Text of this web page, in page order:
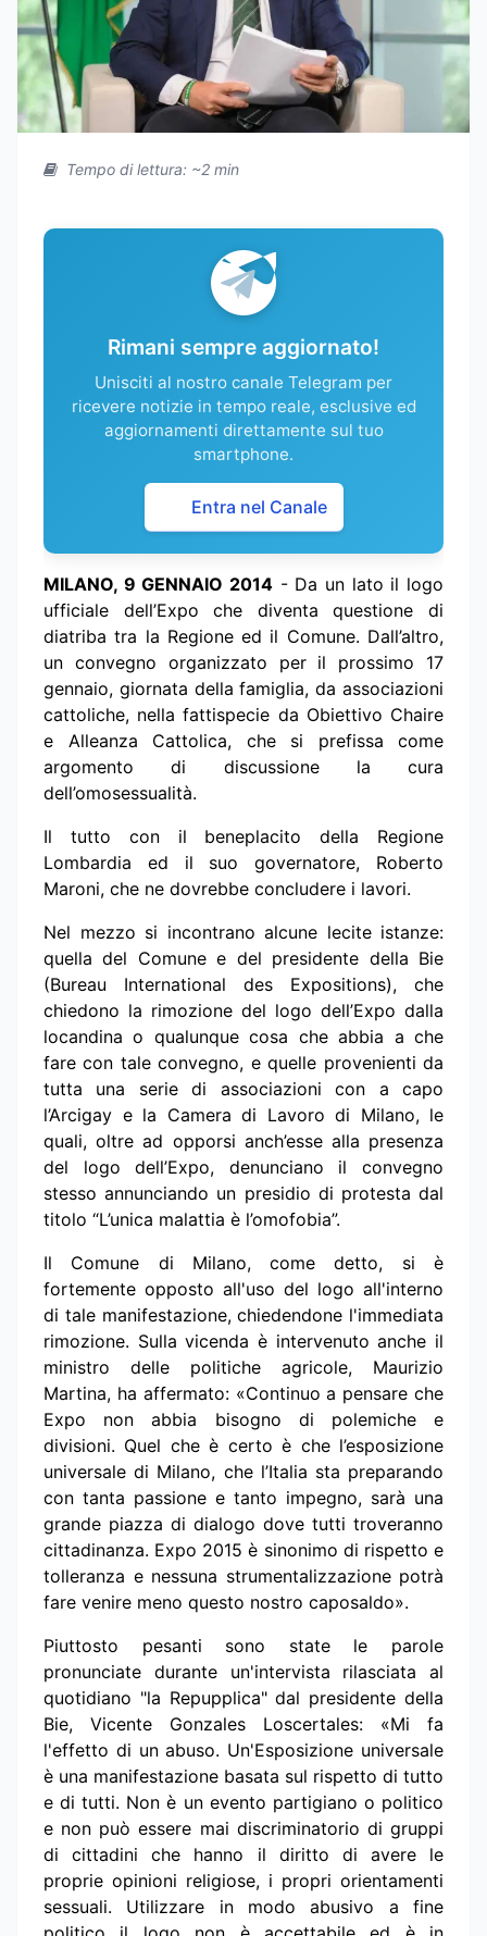
Tempo di lettura: ~2 min
Rimani sempre aggiornato!
Unisciti al nostro canale Telegram per
ricevere notizie in tempo reale, esclusive ed
aggiornamenti direttamente sul tuo
smartphone.
Entra nel Canale
MILANO, 9 GENNAIO 2014 - Da un lato il logo
ufficiale dell’Expo che diventa questione di
diatriba tra la Regione ed il Comune. Dall’altro,
un convegno organizzato per il prossimo 17
gennaio, giornata della famiglia, da associazioni
cattoliche, nella fattispecie da Obiettivo Chaire
e Alleanza Cattolica, che si prefissa come
argomento di discussione la cura
dell’omosessualità.
Il tutto con il beneplacito della Regione
Lombardia ed il suo governatore, Roberto
Maroni, che ne dovrebbe concludere i lavori.
Nel mezzo si incontrano alcune lecite istanze:
quella del Comune e del presidente della Bie
(Bureau International des Expositions), che
chiedono la rimozione del logo dell’Expo dalla
locandina o qualunque cosa che abbia a che
fare con tale convegno, e quelle provenienti da
tutta una serie di associazioni con a capo
l’Arcigay e la Camera di Lavoro di Milano, le
quali, oltre ad opporsi anch’esse alla presenza
del logo dell’Expo, denunciano il convegno
stesso annunciando un presidio di protesta dal
titolo “L’unica malattia è l’omofobia”.
Il Comune di Milano, come detto, si è
fortemente opposto all'uso del logo all'interno
di tale manifestazione, chiedendone l'immediata
rimozione. Sulla vicenda è intervenuto anche il
ministro delle politiche agricole, Maurizio
Martina, ha affermato: «Continuo a pensare che
Expo non abbia bisogno di polemiche e
divisioni. Quel che è certo è che l’esposizione
universale di Milano, che l’Italia sta preparando
con tanta passione e tanto impegno, sarà una
grande piazza di dialogo dove tutti troveranno
cittadinanza. Expo 2015 è sinonimo di rispetto e
tolleranza e nessuna strumentalizzazione potrà
fare venire meno questo nostro caposaldo».
Piuttosto pesanti sono state le parole
pronunciate durante un'intervista rilasciata al
quotidiano "la Repupplica" dal presidente della
Bie, Vicente Gonzales Loscertales: «Mi fa
l'effetto di un abuso. Un'Esposizione universale
è una manifestazione basata sul rispetto di tutto
e di tutti. Non è un evento partigiano o politico
e non può essere mai discriminatorio di gruppi
di cittadini che hanno il diritto di avere le
proprie opinioni religiose, i propri orientamenti
sessuali. Utilizzare in modo abusivo a fine